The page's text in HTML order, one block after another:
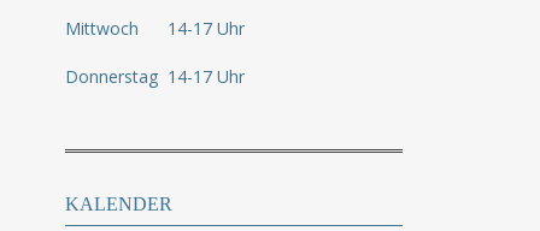
Mittwoch 14-17 Uhr
Donnerstag 14-17 Uhr
KALENDER